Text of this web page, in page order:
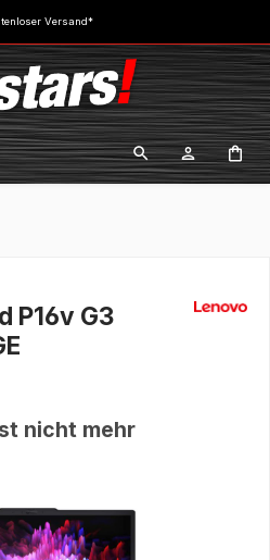
Versand*
P16v G3
nicht mehr